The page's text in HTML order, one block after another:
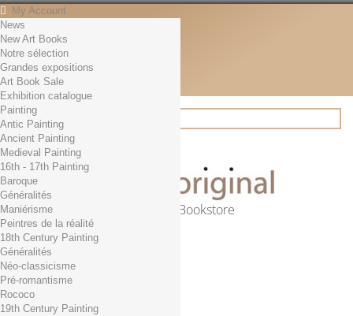
My Account
Contact
English
English
Français
News
Search
Online Art Bookstore
Cart (empty)
No products
Free shipping!
0,00 € Total
Check out
News
New Art Books
Notre sélection
Grandes expositions
Art Book Sale
Exhibition catalogue
Painting
Antic Painting
Ancient Painting
Medieval Painting
16th - 17th Painting
Baroque
Généralités
Maniérisme
Peintres de la réalité
18th Century Painting
Généralités
Néo-classicisme
Pré-romantisme
Rococo
19th Century Painting